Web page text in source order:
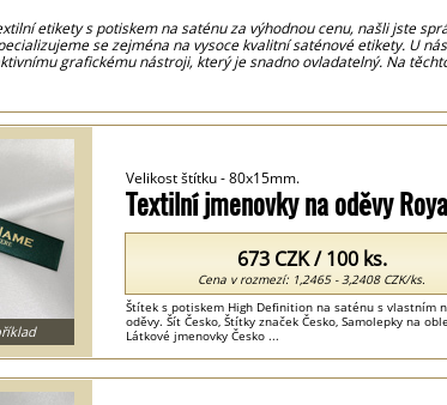
etikety s potiskem na saténu za výhodnou cenu, našli jste
se zejména na vysoce kvalitní saténové etikety. U
grafickému nástroji, který je snadno ovladatelný. Na
vaše pohodlí jsou etikety dodávány již nastříhané na míru, což
pro oděvní značky. Naše saténové šicí etikety lze použít
Textilní jmenovky na oděvy
Velikost štítku - 80x15mm.
Štítek s potiskem High Definition na saténu s vlastním
oděvy. Šít Česko, Štítky značek Česko, Samolepky na
Látkové jmenovky Česko ...
673 CZK / 100 ks.
Cena v rozmezí: 1,2465 - 3,2408 CZK/ks.